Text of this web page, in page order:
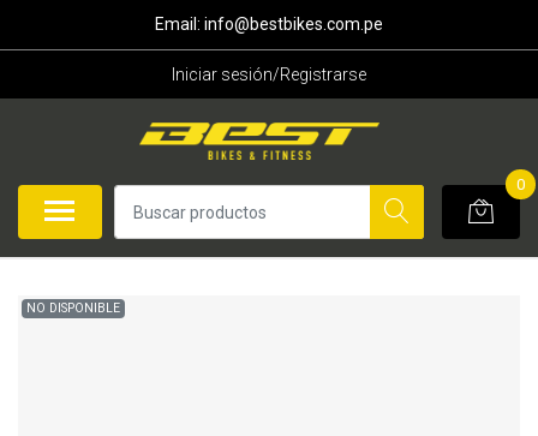
Email: info@bestbikes.com.pe
Iniciar sesión/Registrarse
0
NO DISPONIBLE